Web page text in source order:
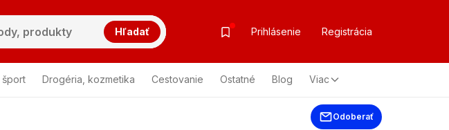
Hľadať Prihlásenie Registrácia
šport Drogéria, kozmetika Cestovanie Ostatné Blog Viac
Odoberať